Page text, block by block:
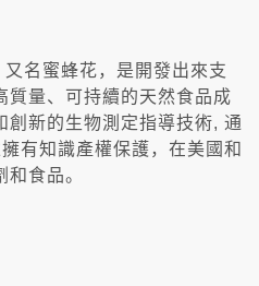
名蜜蜂花，是開發出來支
質量、可持續的天然食品成
創新的生物測定指導技術, 通
有知識產權保護，在美國和
食品。